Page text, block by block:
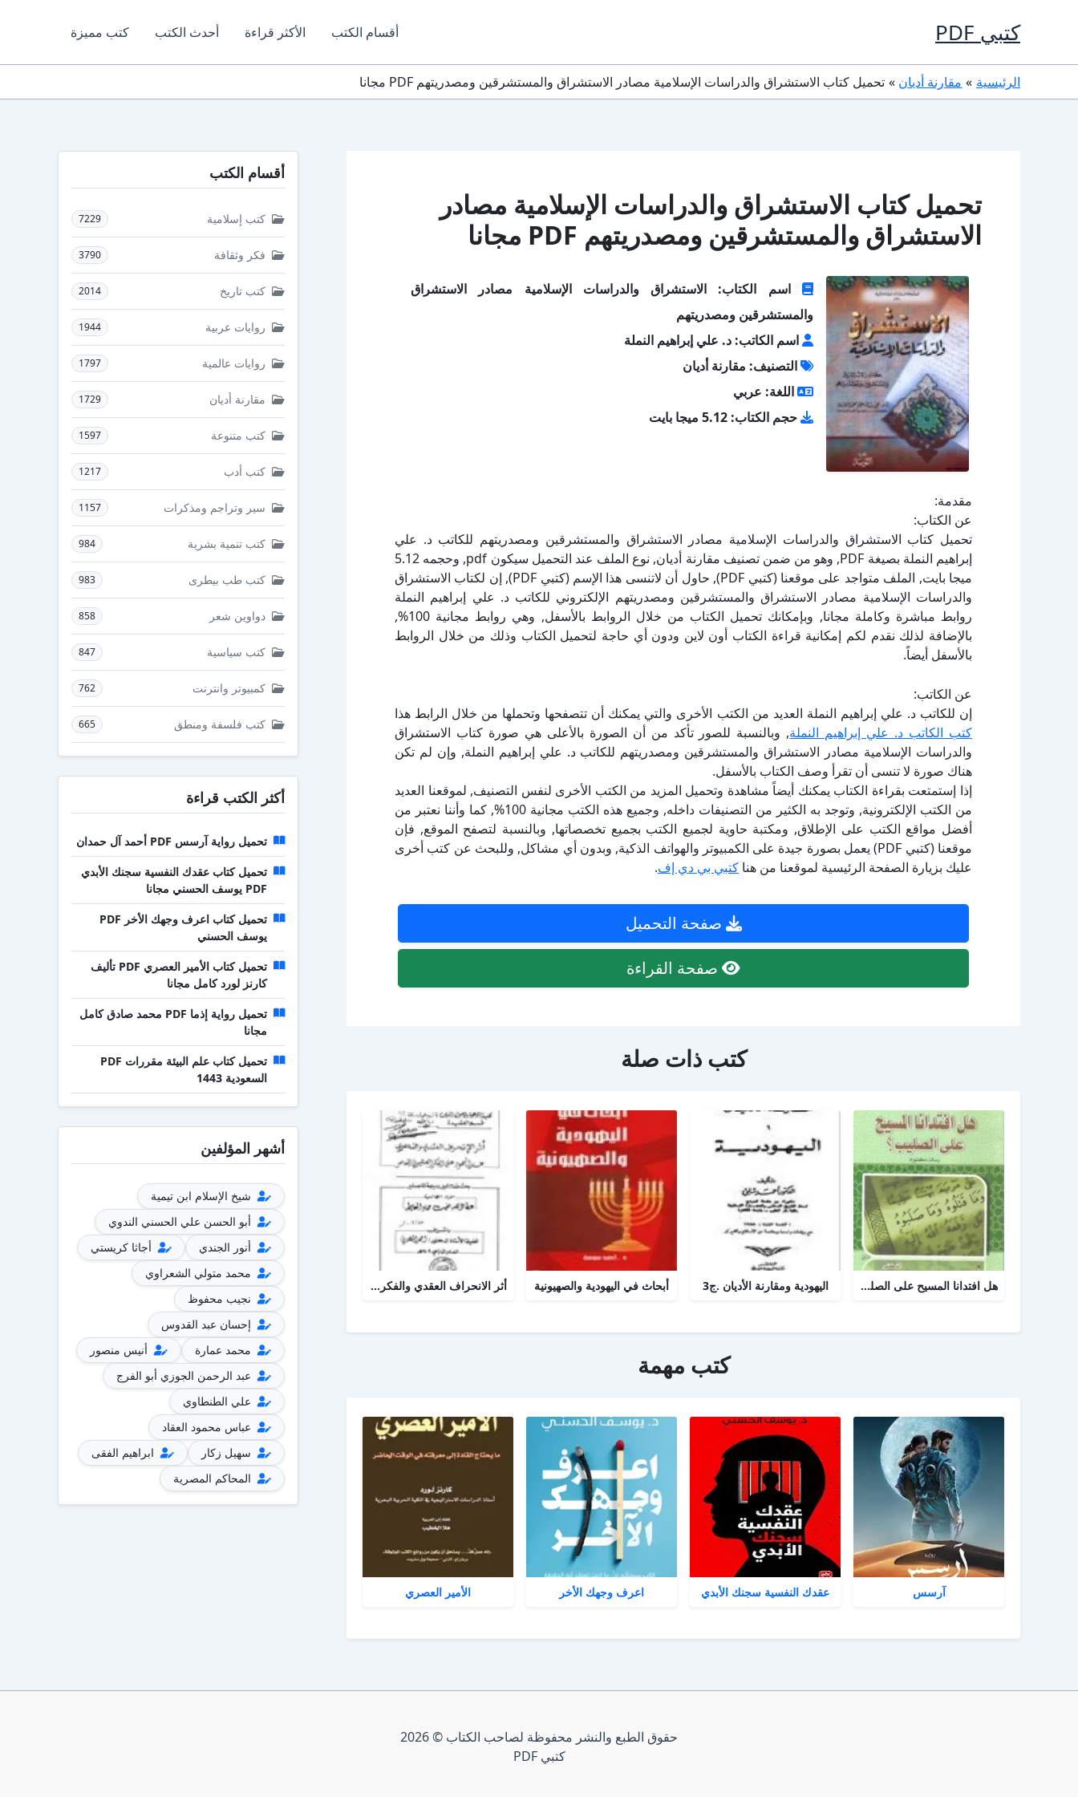
كتبي PDF أقسام الكتب الأكثر قراءة أحدث الكتب كتب مميزة
الرئيسية مقارنة أديان تحميل كتاب الاستشراق والدراسات الإسلامية مصادر الاستشراق والمستشرقين ومصدريتهم PDF مجانا
تحميل كتاب الاستشراق والدراسات الإسلامية مصادر
الاستشراق والمستشرقين ومصدريتهم PDF مجانا
اسم الكتاب: الاستشراق والدراسات الإسلامية مصادر الاستشراق
والمستشرقين ومصدريتهم
اسم الكاتب: د. علي إبراهيم النملة
التصنيف: مقارنة أديان
اللغة: عربي
حجم الكتاب: 5.12 ميجا بايت
مقدمة:
عن الكتاب:
تحميل كتاب الاستشراق والدراسات الإسلامية مصادر الاستشراق والمستشرقين ومصدريتهم للكاتب د. علي
إبراهيم النملة بصيغة PDF, وهو من ضمن تصنيف مقارنة أديان, نوع الملف عند التحميل سيكون pdf, وحجمه 5.12
ميجا بايت, الملف متواجد على موقعنا (كتبي PDF), حاول أن لاتنسى هذا الإسم (كتبي PDF), إن لكتاب الاستشراق
والدراسات الإسلامية مصادر الاستشراق والمستشرقين ومصدريتهم الإلكتروني للكاتب د. علي إبراهيم النملة
روابط مباشرة وكاملة مجانا, وبإمكانك تحميل الكتاب من خلال الروابط بالأسفل, وهي روابط مجانية 100%,
بالإضافة لذلك نقدم لكم إمكانية قراءة الكتاب أون لاين ودون أي حاجة لتحميل الكتاب وذلك من خلال الروابط
بالأسفل أيضاً.
عن الكاتب:
إن للكاتب د. علي إبراهيم النملة العديد من الكتب الأخرى والتي يمكنك أن تتصفحها وتحملها من خلال الرابط هذا
كتب الكاتب د. علي إبراهيم النملة, وبالنسبة للصور تأكد من أن الصورة بالأعلى هي صورة كتاب الاستشراق
والدراسات الإسلامية مصادر الاستشراق والمستشرقين ومصدريتهم للكاتب د. علي إبراهيم النملة, وإن لم تكن
هناك صورة لا تنسى أن تقرأ وصف الكتاب بالأسفل.
إذا إستمتعت بقراءة الكتاب يمكنك أيضاً مشاهدة وتحميل المزيد من الكتب الأخرى لنفس التصنيف, لموقعنا العديد
من الكتب الإلكترونية, وتوجد به الكثير من التصنيفات داخله, وجميع هذه الكتب مجانية 100%, كما وأننا نعتبر من
أفضل مواقع الكتب على الإطلاق, ومكتبة حاوية لجميع الكتب بجميع تخصصاتها, وبالنسبة لتصفح الموقع, فإن
موقعنا (كتبي PDF) يعمل بصورة جيدة على الكمبيوتر والهواتف الذكية, وبدون أي مشاكل, وللبحث عن كتب أخرى
عليك بزيارة الصفحة الرئيسية لموقعنا من هنا كتبي بي دي إف.
صفحة التحميل
صفحة القراءة
كتب ذات صلة
هل افتدانا المسيح على الصليب اليهودية ومقارنة الأديان .ج3 أبحاث في اليهودية والصهيونية أثر الانحراف العقدي والفكري عند اليهود على الفكر الصهيوني المعاصر
كتب مهمة
آرسس عقدك النفسية سجنك الأبدي اعرف وجهك الأخر الأمير العصري
أقسام الكتب
كتب إسلامية 7229
فكر وثقافة 3790
كتب تاريخ 2014
روايات عربية 1944
روايات عالمية 1797
مقارنة أديان 1729
كتب متنوعة 1597
كتب أدب 1217
سير وتراجم ومذكرات 1157
كتب تنمية بشرية 984
كتب طب بيطرى 983
دواوين شعر 858
كتب سياسية 847
كمبيوتر وانترنت 762
كتب فلسفة ومنطق 665
أكثر الكتب قراءة
تحميل رواية آرسس PDF أحمد آل حمدان
تحميل كتاب عقدك النفسية سجنك الأبدي
PDF يوسف الحسني مجانا
تحميل كتاب اعرف وجهك الأخر PDF
يوسف الحسني
تحميل كتاب الأمير العصري PDF تأليف
كارنز لورد كامل مجانا
تحميل رواية إذما PDF محمد صادق كامل
مجانا
تحميل كتاب علم البيئة مقررات PDF
السعودية 1443
أشهر المؤلفين
شيخ الإسلام ابن تيمية
أبو الحسن علي الحسني الندوي
أنور الجندي
أجاثا كريستي
محمد متولي الشعراوي
نجيب محفوظ
إحسان عبد القدوس
محمد عمارة
أنيس منصور
عبد الرحمن الجوزي أبو الفرج
علي الطنطاوي
عباس محمود العقاد
سهيل زكار
ابراهيم الفقى
المحاكم المصرية
حقوق الطبع والنشر محفوظة لصاحب الكتاب © 2026
كتبي PDF